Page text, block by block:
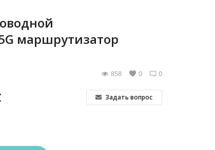
маршрутизатор
0
0
858
Задать вопрос